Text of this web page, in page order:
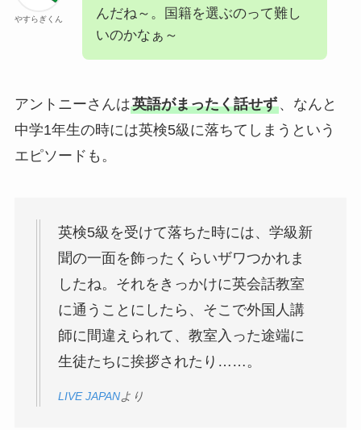
やすらぎくん
んだね～。国籍を選ぶのって難し
いのかなぁ～
アントニーさんは英語がまったく話せず、なんと
中学1年生の時には英検5級に落ちてしまうという
エピソードも。
英検5級を受けて落ちた時には、学級新
聞の一面を飾ったくらいザワつかれま
したね。それをきっかけに英会話教室
に通うことにしたら、そこで外国人講
師に間違えられて、教室入った途端に
生徒たちに挨拶されたり……。
LIVE JAPANより